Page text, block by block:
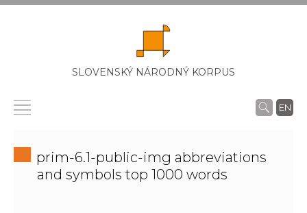
SLOVENSKÝ NÁRODNÝ KORPUS
EN
prim-6.1-public-img abbreviations
and symbols top 1000 words